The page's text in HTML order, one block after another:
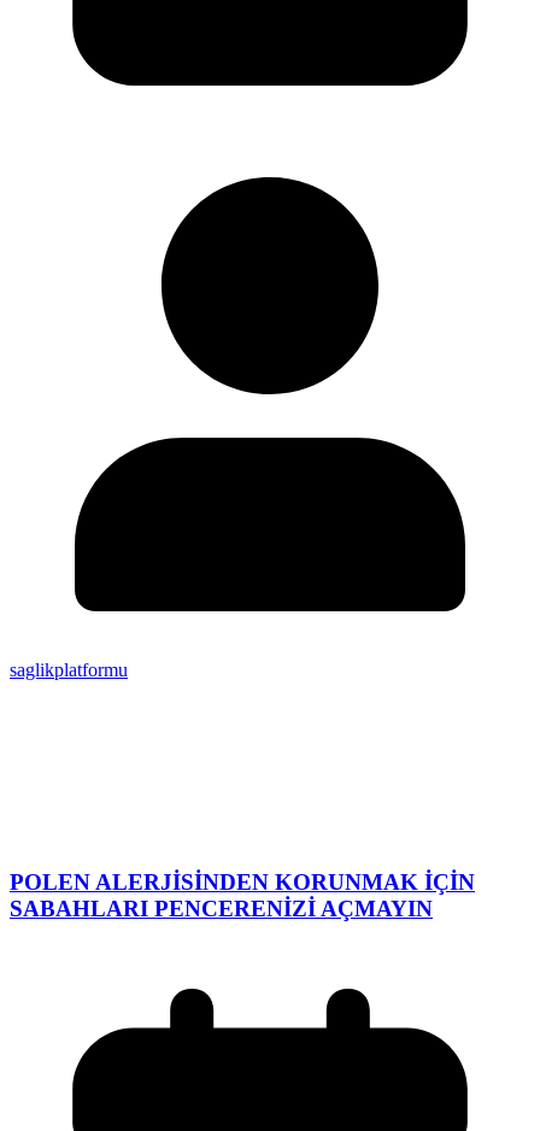
saglikplatformu
POLEN ALERJİSİNDEN KORUNMAK İÇİN
SABAHLARI PENCERENİZİ AÇMAYIN